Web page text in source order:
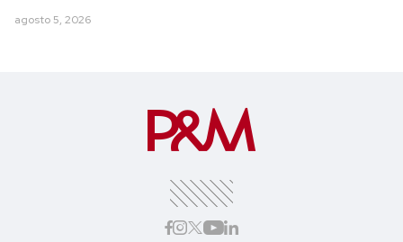
agosto 5, 2026